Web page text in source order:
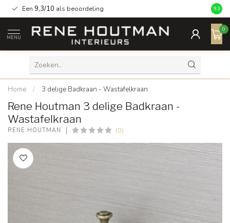
Een 9,3/10 als beoordeling 9.3
MENU
0
Home / 3 delige Badkraan - Wastafelkraan
Rene Houtman 3 delige Badkraan -
Wastafelkraan
RENE HOUTMAN (0)